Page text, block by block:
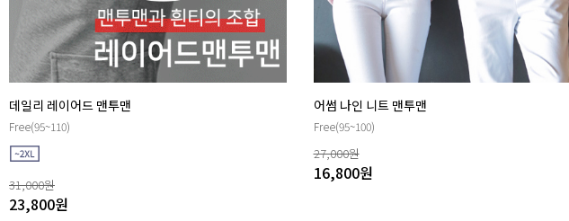
데일리 레이어드 맨투맨
Free(95~110)
31,000원
23,800원
어썸 나인 니트 맨투맨
Free(95~100)
27,000원
16,800원